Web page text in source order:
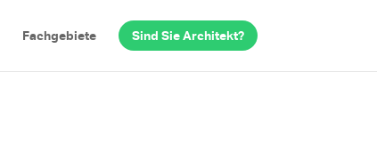
Fachgebiete Sind Sie Architekt?